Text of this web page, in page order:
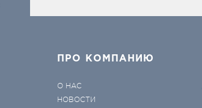
ПРО КОМПАНИЮ
О НАС
НОВОСТИ